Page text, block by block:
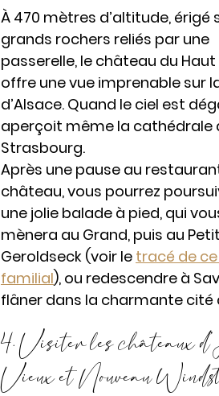
À 470 mètres d’altitude, érigé
grands rochers reliés par une
passerelle, le château du Haut
offre une vue imprenable sur
d’Alsace. Quand le ciel est
aperçoit même la cathédrale
Strasbourg.
Après une pause au
château, vous pourrez
une jolie balade à pied, qui
mènera au Grand, puis au Petit
Geroldseck (voir le tracé de
familial), ou redescendre à
flâner dans la charmante cité
4. Visiter les châteaux
Vieux et Nouveau